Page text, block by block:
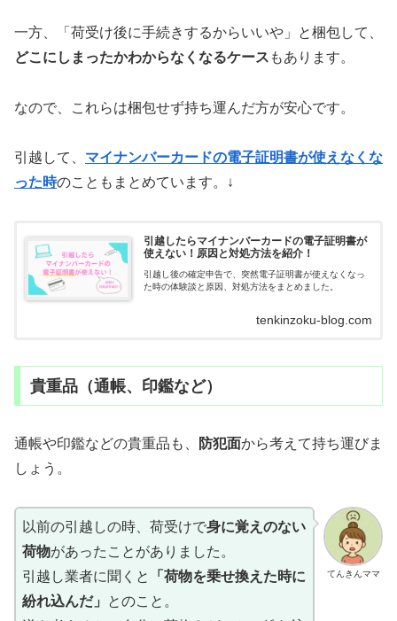
一方、「荷受け後に手続きするからいいや」と梱包して、
どこにしまったかわからなくなるケース もあります。
なので、これらは梱包せず持ち運んだ方が安心です。
引越して、 マイナンバーカードの電子証明書が使えなくな
った時のこともまとめています。↓
引越したらマイナンバーカードの電子証明書が
使えない！原因と対処方法を紹介！
引越し後の確定申告で、突然電子証明書が使えなくなっ
た時の体験談と原因、対処方法をまとめました。
tenkinzoku-blog.com
貴重品（通帳、印鑑など）
通帳や印鑑などの貴重品も、 防犯面から考えて持ち運びま
しょう。
てんきんママ
以前の引越しの時、荷受けで身に覚えのない
荷物があったことがありました。
引越し業者に聞くと
「荷物を乗せ換えた時に
紛れ込んだ」
とのこと。